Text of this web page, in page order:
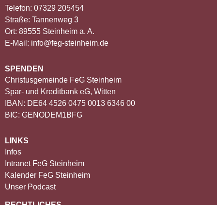
Telefon: 07329 205454
Straße: Tannenweg 3
Ort: 89555 Steinheim a. A.
E-Mail: info@feg-steinheim.de
SPENDEN
Christusgemeinde FeG Steinheim
Spar- und Kreditbank eG, Witten
IBAN: DE64 4526 0475 0013 6346 00
BIC: GENODEM1BFG
LINKS
Infos
Intranet FeG Steinheim
Kalender FeG Steinheim
Unser Podcast